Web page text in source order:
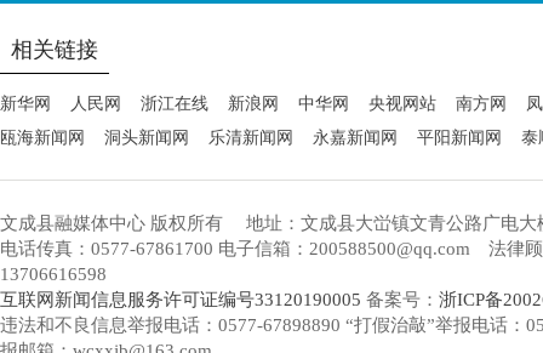
相关链接
新华网 人民网 浙江在线 新浪网 中华网 央视网站 南方网
瓯海新闻网
洞头新闻网 乐清新闻网 永嘉新闻网 平阳新闻网 泰
文成县融媒体中心 版权所有
地址：文成县大峃镇文青公路广电大
电话传真：0577-67861700 电子信箱：200588500@qq.com 法律
13706616598
互联网新闻信息服务许可证编号33120190005 备案号： 浙ICP备
违法和不良信息举报电话：0577-67898890 “打假治敲”举报电话：